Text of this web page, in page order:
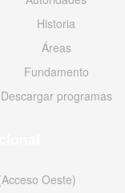
Historia
Áreas
Fundamento
Descargar programas
Oeste)